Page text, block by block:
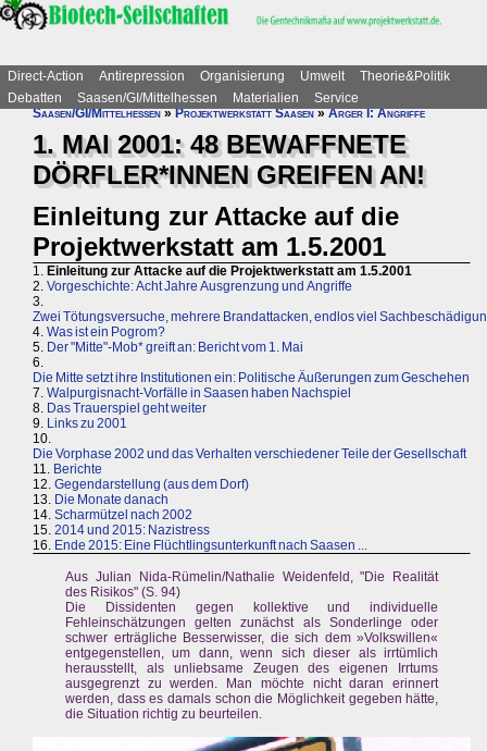
Direct-Action Antirepression Organisierung Umwelt
Theorie&Politik
Debatten
Saasen/GI/Mittelhessen Materialien
Service
Saasen/GI/Mittelhessen»Projektwerkstatt Saasen»Ärger I: Angriffe
1. MAI 2001: 48 BEWAFFNETE
DÖRFLER*INNEN GREIFEN AN!
Einleitung zur Attacke auf die
Projektwerkstatt am 1.5.2001
1. Einleitung zur Attacke auf die Projektwerkstatt am 1.5.2001
2. Vorgeschichte: Acht Jahre Ausgrenzung und Angriffe
3.
Zwei Tötungsversuche, mehrere Brandattacken, endlos viel
4. Was ist ein Pogrom?
5. Der "Mitte"-Mob* greift an: Bericht vom 1. Mai
6.
Die Mitte setzt ihre Institutionen ein: Politische Äußerungen zum Geschehen
7. Walpurgisnacht-Vorfälle in Saasen haben Nachspiel
8. Das Trauerspiel geht weiter
9. Links zu 2001
10.
Die Vorphase 2002 und das Verhalten verschiedener Teile der Gesellschaft
11. Berichte
12. Gegendarstellung (aus dem Dorf)
13. Die Monate danach
14. Scharmützel nach 2002
15. 2014 und 2015: Nazistress
16. Ende 2015: Eine Flüchtlingsunterkunft nach Saasen ...
Aus Julian Nida-Rümelin/Nathalie Weidenfeld, "Die Realität
des Risikos" (S. 94)
Die Dissidenten gegen kollektive und individuelle
Fehleinschätzungen gelten zunächst als Sonderlinge oder
schwer erträgliche Besserwisser, die sich dem »Volkswillen«
entgegenstellen, um dann, wenn sich dieser als irrtümlich
herausstellt, als unliebsame Zeugen des eigenen Irrtums
ausgegrenzt zu werden. Man möchte nicht daran erinnert
werden, dass es damals schon die Möglichkeit gegeben hätte,
die Situation richtig zu beurteilen.